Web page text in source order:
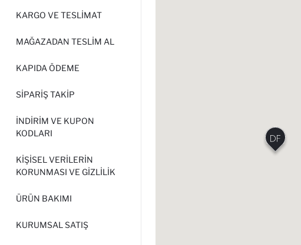
KARGO VE TESLIMAT
MAĞAZADAN TESLIM AL
KAPIDA ÖDEME
SIPARIŞ TAKIP
İNDIRIM VE KUPON
KODLARI
KIŞISEL VERILERIN
KORUNMASI VE GIZLILIK
ÜRÜN BAKIMI
KURUMSAL SATIŞ